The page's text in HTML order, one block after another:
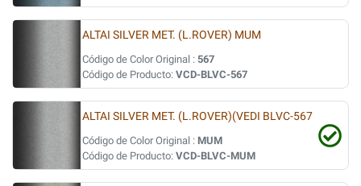
ALTAI SILVER MET. (L.ROVER) MUM
Código de Color Original : 567
Código de Producto: VCD-BLVC-567
ALTAI SILVER MET. (L.ROVER)(VEDI BLVC-567
Código de Color Original : MUM
Código de Producto: VCD-BLVC-MUM